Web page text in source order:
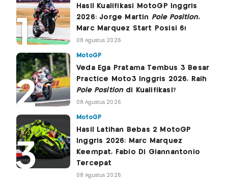
Hasil Kualifikasi MotoGP Inggris
2026: Jorge Martin Pole Position,
Marc Marquez Start Posisi 6!
08 Agustus 2026
MotoGP
Veda Ega Pratama Tembus 3 Besar
Practice Moto3 Inggris 2026, Raih
Pole Positiondi Kualifikasi?
08 Agustus 2026
MotoGP
Hasil Latihan Bebas 2 MotoGP
Inggris 2026: Marc Marquez
Keempat, Fabio Di Giannantonio
Tercepat
08 Agustus 2026